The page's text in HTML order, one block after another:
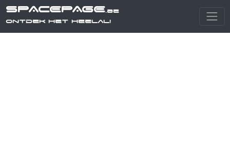
SPACEPAGE.be
Ontdek het heelal!